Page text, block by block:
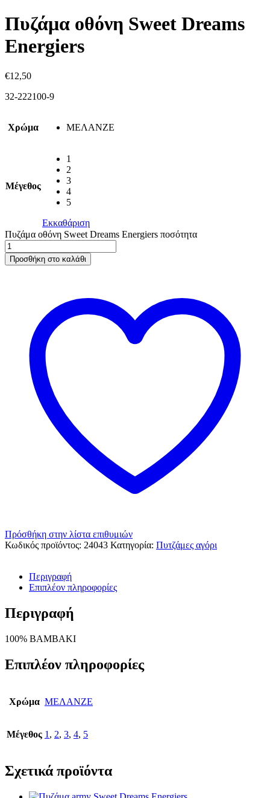
Πυζάμα οθόνη Sweet Dreams
Energiers
€12,50
32-222100-9
Χρώμα ΜΕΛΑΝΖΕ
Μέγεθος
1
2
3
4
5
Εκκαθάριση
Πυζάμα οθόνη Sweet Dreams Energiers ποσότητα
Προσθήκη στο καλάθι
Πρόσθήκη στην λίστα επιθυμιών
Κωδικός προϊόντος: 24043 Κατηγορία: Πυτζάμες αγόρι
Περιγραφή
Επιπλέον πληροφορίες
Περιγραφή
100% ΒΑΜΒΑΚΙ
Επιπλέον πληροφορίες
Χρώμα ΜΕΛΑΝΖΕ
Μέγεθος 1 , 2, 3, 4, 5
Σχετικά προϊόντα